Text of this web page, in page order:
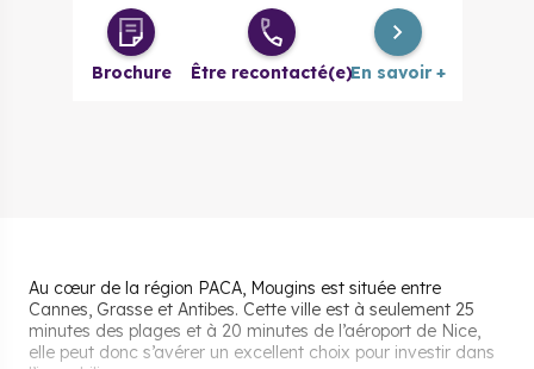
Brochure Être recontacté(e)En savoir +
Au cœur de la région PACA, Mougins est située entre
Cannes, Grasse et Antibes. Cette ville est à seulement 25
minutes des plages et à 20 minutes de l’aéroport de Nice,
elle peut donc s’avérer un excellent choix pour investir dans